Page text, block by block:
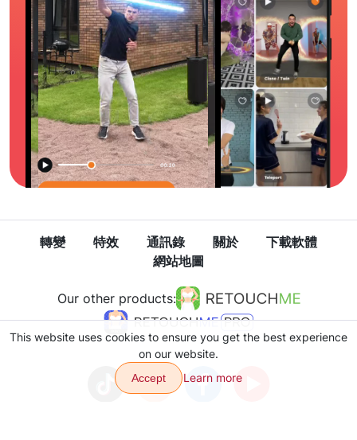
轉變 特效 通訊錄 關於
下載軟體
網站地圖
Our other products:
This website uses cookies to ensure you get the best experience
on our website.
Accept Learn more